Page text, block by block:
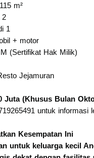
m²
2
1
+ motor
(Sertifikat Hak Milik)
Jejamuran
Juta (Khusus Bulan
untuk informasi
Kesempatan Ini
untuk keluarga kecil